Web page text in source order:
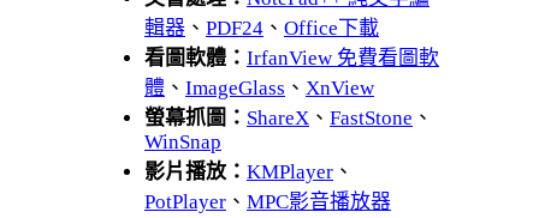
輯器 、 PDF24 、 Office下載
看圖軟體： IrfanView 免費看圖軟
體 、 ImageGlass 、 XnView
螢幕抓圖： ShareX 、 FastStone 、
WinSnap
影片播放： KMPlayer 、
PotPlayer 、 MPC影音播放器